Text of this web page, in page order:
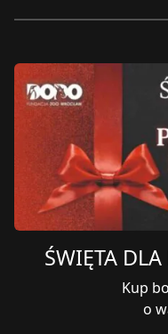
ŚWIĘTA DLA
Kup
o